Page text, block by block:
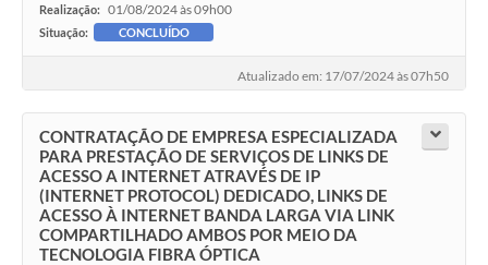
Realização: 01/08/2024 às 09h00
Situação: CONCLUÍDO
Atualizado em: 17/07/2024 às 07h50
CONTRATAÇÃO DE EMPRESA ESPECIALIZADA
PARA PRESTAÇÃO DE SERVIÇOS DE LINKS DE
ACESSO A INTERNET ATRAVÉS DE IP
(INTERNET PROTOCOL) DEDICADO, LINKS DE
ACESSO À INTERNET BANDA LARGA VIA LINK
COMPARTILHADO AMBOS POR MEIO DA
TECNOLOGIA FIBRA ÓPTICA